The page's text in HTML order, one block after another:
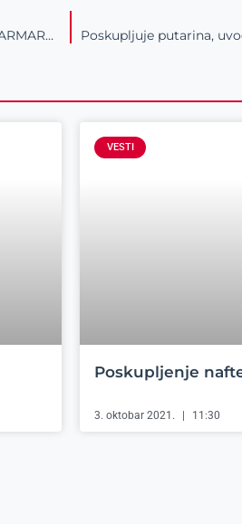
OKTOPOD TRAVEL PREDSTAVLJA NEOS MARMARAS
VESTI
Poskupljenje
3. oktobar 2021. 11:30